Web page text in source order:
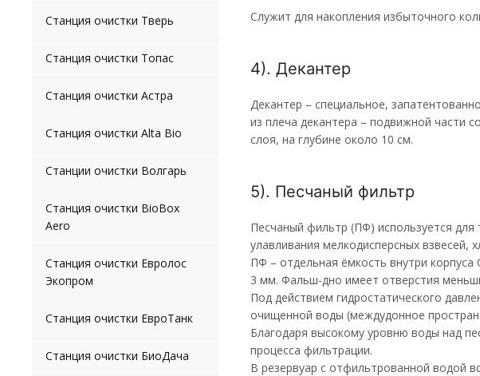
Станция очистки Тверь
Станция очистки Топас
Станция очистки Астра
Станция очистки Alta Bio
Станции очистки Волгарь
Станция очистки BioBox
Aero
Станция очистки Евролос
Экопром
Станция очистки ЕвроТанк
Станция очистки БиоДача
Служит для накопления избыточного
4). Декантер
Декантер – специальное,
из плеча декантера – подвижной части
слоя, на глубине около 10 см.
5). Песчаный фильтр
Песчаный фильтр (ПФ) используется
улавливания мелкодисперсных взвесей,
ПФ – отдельная ёмкость внутри
3 мм. Фальш-дно имеет отверстия
Под действием гидростатического
очищенной воды (междудонное
Благодаря высокому уровню воды над
процесса фильтрации.
В резервуар с отфильтрованной водой